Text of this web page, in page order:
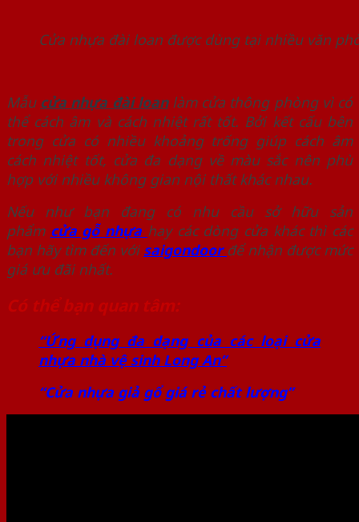
Cửa nhựa đài loan được dùng tại nhiều văn
Mẫu cửa nhựa đài loanlàm cửa thông phòng vì có
thể cách âm và cách nhiệt rất tốt. Bởi kết cấu bên
trong cửa có nhiều khoảng trống giúp cách âm
cách nhiệt tốt, cửa đa dạng về màu sắc nên phù
hợp với nhiều không gian nội thất khác nhau.
Nếu như bạn đang có nhu cầu sở hữu sản
phẩm cửa gỗ nhựa hay các dòng cửa khác thì các
bạn hãy tìm đến với saigondoor để nhận được mức
giá ưu đãi nhất.
Có thể bạn quan tâm:
“Ứng dụng đa dạng của các loại cửa
nhựa nhà vệ sinh Long An”
“Cửa nhựa giả gổ giá rẻ chất lượng”